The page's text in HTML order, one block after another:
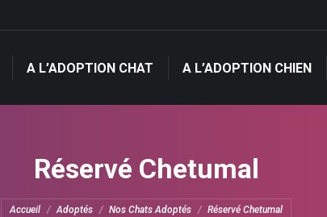
A L’ADOPTION CHAT A L’ADOPTION CHIEN
Réservé Chetumal
Vous êtes ici :
Accueil Adoptés Nos Chats Adoptés Réservé Chetumal